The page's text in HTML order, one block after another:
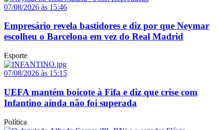
07/08/2026 às 15:46
Empresário revela bastidores e diz por que Neymar
escolheu o Barcelona em vez do Real Madrid
Esporte
07/08/2026 às 15:15
UEFA mantém boicote à Fifa e diz que crise com
Infantino ainda não foi superada
Política